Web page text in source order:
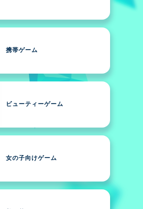
携帯ゲーム
ビューティーゲーム
女の子向けゲーム